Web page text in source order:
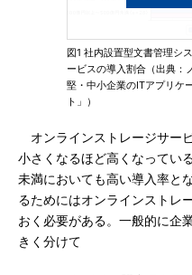
図1 社内設置型文書管理シ
ービスの導入割合（出典：
堅・中小企業のITアプリケ
ト」）
オンラインストレージサー
小さくなるほど高くなってい
未満においても高い導入率と
るためにはオンラインストレ
おく必要がある。一般的に企
きく分けて